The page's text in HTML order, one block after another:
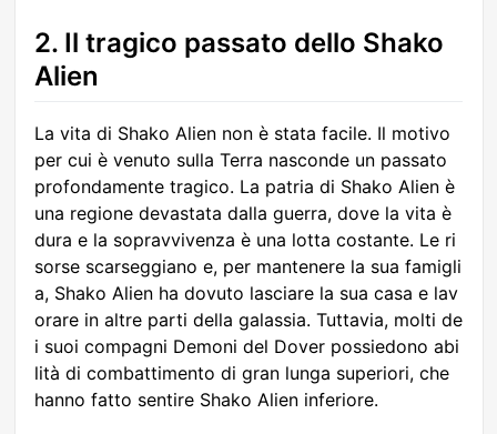
2. Il tragico passato dello Shako
Alien
La vita di Shako Alien non è stata facile. Il motivo
per cui è venuto sulla Terra nasconde un passato
profondamente tragico. La patria di Shako Alien è
una regione devastata dalla guerra, dove la vita è
dura e la sopravvivenza è una lotta costante. Le ri
sorse scarseggiano e, per mantenere la sua famigli
a, Shako Alien ha dovuto lasciare la sua casa e lav
orare in altre parti della galassia. Tuttavia, molti de
i suoi compagni Demoni del Dover possiedono abi
lità di combattimento di gran lunga superiori, che
hanno fatto sentire Shako Alien inferiore.